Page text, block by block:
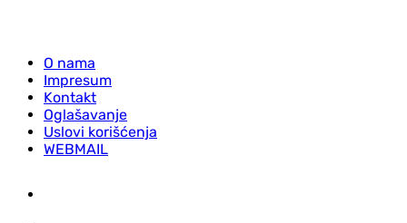
O nama
Impresum
Kontakt
Oglašavanje
Uslovi korišćenja
WEBMAIL